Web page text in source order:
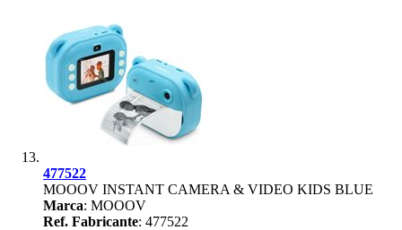
477522
MOOOV INSTANT CAMERA & VIDEO KIDS BLUE
Marca: MOOOV
Ref. Fabricante: 477522